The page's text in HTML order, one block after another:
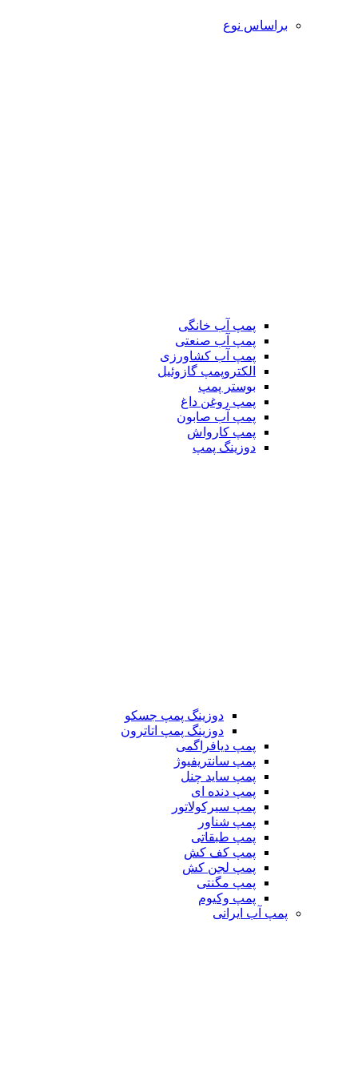
براساس نوع
پمپ آب خانگی
پمپ آب صنعتی
پمپ آب کشاورزی
الکتروپمپ گازوئیل
بوستر پمپ
پمپ روغن داغ
پمپ آب صابون
پمپ کارواش
دوزینگ پمپ
دوزینگ پمپ جسکو
دوزینگ پمپ اتاترون
پمپ دیافراگمی
پمپ سانتریفیوژ
پمپ ساید چنل
پمپ دنده ای
پمپ سیرکولاتور
پمپ شناور
پمپ طبقاتی
پمپ کف کش
پمپ لجن کش
پمپ مگنتی
پمپ وکیوم
پمپ آب ایرانی